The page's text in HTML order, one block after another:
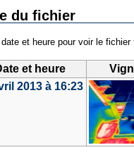
du fichier
et heure pour voir le
et heure
2013 à 16:23